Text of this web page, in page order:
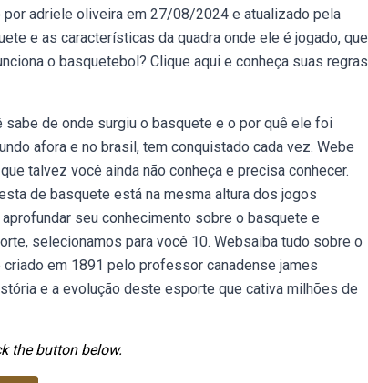
adriele oliveira em 27/08/2024 e atualizado pela
e as características da quadra onde ele é jogado, que
o basquetebol? Clique aqui e conheça suas regras
de onde surgiu o basquete e o por quê ele foi
afora e no brasil, tem conquistado cada vez. Webe
talvez você ainda não conheça e precisa conhecer.
de basquete está na mesma altura dos jogos
seu conhecimento sobre o basquete e
selecionamos para você 10. Websaiba tudo sobre o
em 1891 pelo professor canadense james
e a evolução deste esporte que cativa milhões de
the button below.